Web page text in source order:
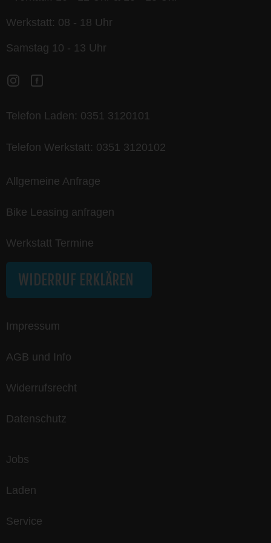
Werkstatt: 08 - 18 Uhr
Samstag 10 - 13 Uhr
Telefon Laden: 0351 3120101
Telefon Werkstatt: 0351 3120102
Allgemeine Anfrage
Bike Leasing anfragen
Werkstatt Termine
WIDERRUF ERKLÄREN
Impressum
AGB und Info
Widerrufsrecht
Datenschutz
Jobs
Laden
Service